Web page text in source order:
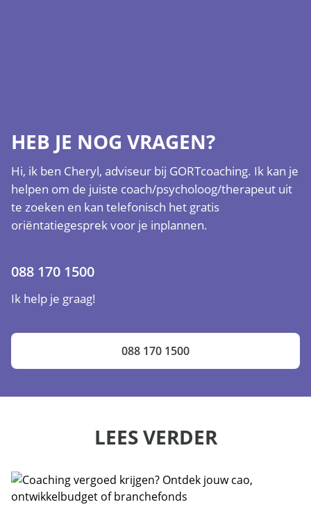
HEB JE NOG VRAGEN?
Hi, ik ben Cheryl, adviseur bij GORTcoaching. Ik kan je
helpen om de juiste coach/psycholoog/therapeut uit
te zoeken en kan telefonisch het gratis
oriëntatiegesprek voor je inplannen.
088 170 1500
Ik help je graag!
088 170 1500
LEES VERDER